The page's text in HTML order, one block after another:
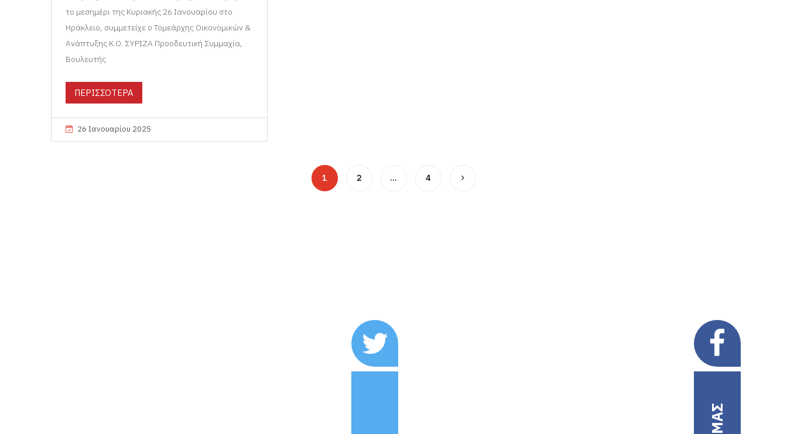
το μεσημέρι της Κυριακής 26 Ιανουαρίου στο
Ηράκλειο, συμμετείχε ο Τομεάρχης Οικονομικών &
Ανάπτυξης Κ.Ο. ΣΥΡΙΖΑ Προοδευτική Συμμαχία,
Βουλευτής
ΠΕΡΙΣΣΟΤΕΡΑ
26 Ιανουαρίου 2025
1 2 … 4